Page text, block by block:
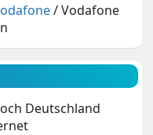
/Vodafone
Deutschland